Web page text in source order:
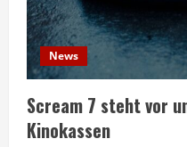
News
Scream 7 steht vor
Kinokassen